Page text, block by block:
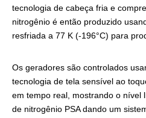
tecnologia de cabeça fria e
nitrogênio é então produzido
resfriada a 77 K (-196°C) para
Os geradores são controlados
tecnologia de tela sensível ao
em tempo real, mostrando o nível
de nitrogênio PSA dando um